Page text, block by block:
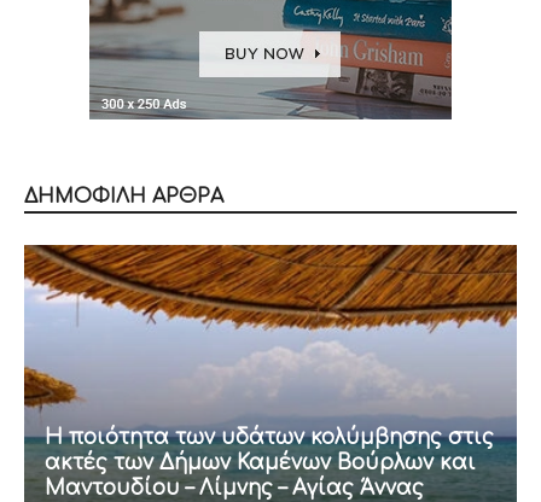
ΔΗΜΟΦΙΛΗ ΑΡΘΡΑ
Η ποιότητα των υδάτων κολύμβησης στις
ακτές των Δήμων Καμένων Βούρλων και
Μαντουδίου – Λίμνης – Αγίας Άννας